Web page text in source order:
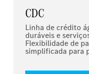
CDC
Linha de crédito
duráveis e
Flexibilidade de
simplificada para